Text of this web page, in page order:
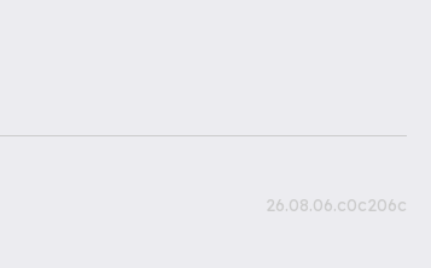
26.08.06.c0c206c